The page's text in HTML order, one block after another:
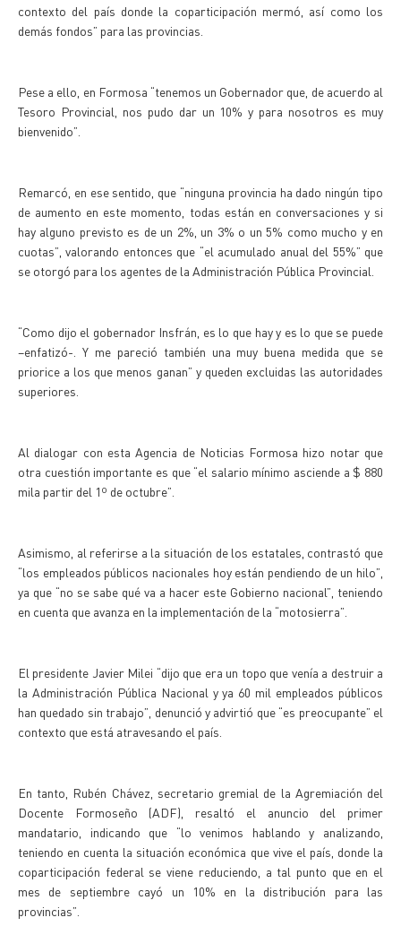
contexto del país donde la coparticipación mermó, así como los
demás fondos” para las provincias.
Pese a ello, en Formosa “tenemos un Gobernador que, de acuerdo al
Tesoro Provincial, nos pudo dar un 10% y para nosotros es muy
bienvenido”.
Remarcó, en ese sentido, que “ninguna provincia ha dado ningún tipo
de aumento en este momento, todas están en conversaciones y si
hay alguno previsto es de un 2%, un 3% o un 5% como mucho y en
cuotas”, valorando entonces que “el acumulado anual del 55%” que
se otorgó para los agentes de la Administración Pública Provincial.
“Como dijo el gobernador Insfrán, es lo que hay y es lo que se puede
–enfatizó-. Y me pareció también una muy buena medida que se
priorice a los que menos ganan” y queden excluidas las autoridades
superiores.
Al dialogar con esta Agencia de Noticias Formosa hizo notar que
otra cuestión importante es que “el salario mínimo asciende a $ 880
mila partir del 1º de octubre”.
Asimismo, al referirse a la situación de los estatales, contrastó que
“los empleados públicos nacionales hoy están pendiendo de un hilo”,
ya que “no se sabe qué va a hacer este Gobierno nacional”, teniendo
en cuenta que avanza en la implementación de la “motosierra”.
El presidente Javier Milei “dijo que era un topo que venía a destruir a
la Administración Pública Nacional y ya 60 mil empleados públicos
han quedado sin trabajo”, denunció y advirtió que “es preocupante” el
contexto que está atravesando el país.
En tanto, Rubén Chávez, secretario gremial de la Agremiación del
Docente Formoseño (ADF), resaltó el anuncio del primer
mandatario, indicando que “lo venimos hablando y analizando,
teniendo en cuenta la situación económica que vive el país, donde la
coparticipación federal se viene reduciendo, a tal punto que en el
mes de septiembre cayó un 10% en la distribución para las
provincias”.